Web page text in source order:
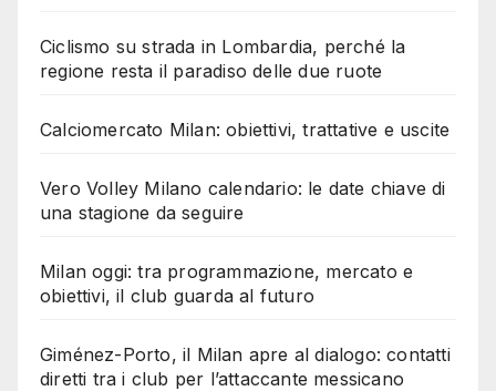
Ciclismo su strada in Lombardia, perché la
regione resta il paradiso delle due ruote
Calciomercato Milan: obiettivi, trattative e uscite
Vero Volley Milano calendario: le date chiave di
una stagione da seguire
Milan oggi: tra programmazione, mercato e
obiettivi, il club guarda al futuro
Giménez-Porto, il Milan apre al dialogo: contatti
diretti tra i club per l’attaccante messicano